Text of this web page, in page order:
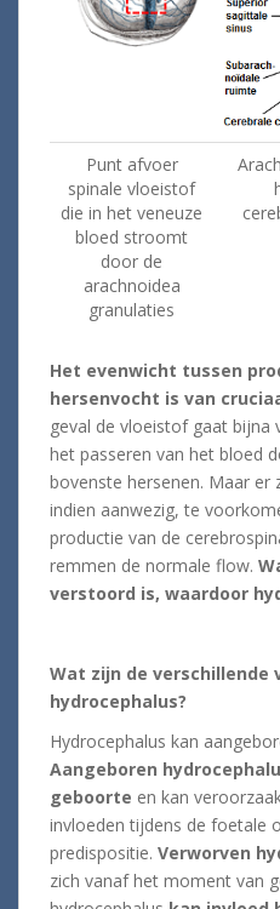
Punt afvoer
spinale vloeistof
die in het veneuze
bloed stroomt
door de
arachnoidea
granulaties
Het evenwicht tussen
hersenvocht is van
geval de vloeistof gaat bijna
het passeren van het bloed
bovenste hersenen. Maar er
indien aanwezig, te
productie van de
remmen de normale flow.
verstoord is, waardoor
Wat zijn de verschillende
hydrocephalus?
Hydrocephalus kan
Aangeboren
geboorte en kan
invloeden tijdens de foetale
predispositie. Verworven
zich vanaf het moment van